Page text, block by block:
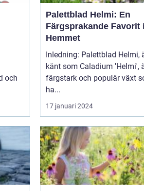
Palettblad Helmi: En
Färgsprakande Favorit
Hemmet
Inledning: Palettblad Helmi,
känt som Caladium 'Helmi',
färgstark och populär växt
ha...
17 januari 2024